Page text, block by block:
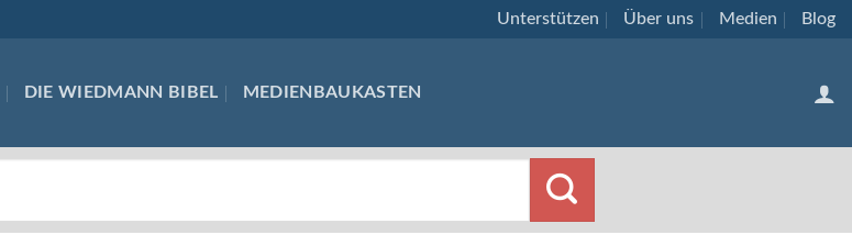
Unterstützen Über uns Medien Blog
DIE WIEDMANN BIBEL MEDIENBAUKASTEN